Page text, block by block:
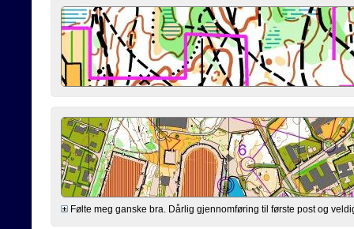
Følte meg ganske bra. Dårlig gjennomføring til første post og